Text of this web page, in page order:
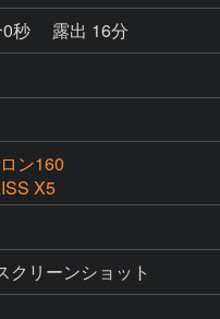
秒
露出 16分
ン160
X5
クリーンショット